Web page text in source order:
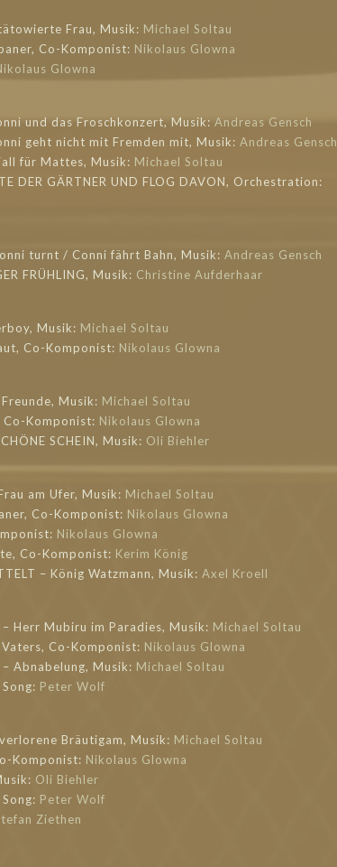
Frau, Musik: Michael Soltau
Co-Komponist: Nikolaus Glowna
Glowna
und das Froschkonzert, Musik: Andreas Gensch
geht nicht mit Fremden mit, Musik: Andreas Gensch
für Mattes, Musik: Michael Soltau
DER GÄRTNER UND FLOG DAVON, Orchestration:
turnt / Conni fährt Bahn, Musik: Andreas Gensch
FRÜHLING, Musik: Christine Aufderhaar
Musik: Michael Soltau
Co-Komponist: Nikolaus Glowna
Musik: Michael Soltau
Co-Komponist: Nikolaus Glowna
SCHEIN, Musik: Oli Biehler
am Ufer, Musik: Michael Soltau
Co-Komponist: Nikolaus Glowna
Nikolaus Glowna
Co-Komponist: Kerim König
– König Watzmann, Musik: Axel Kroell
– Herr Mubiru im Paradies, Musik: Michael Soltau
Vaters, Co-Komponist: Nikolaus Glowna
Abnabelung, Musik: Michael Soltau
Peter Wolf
Bräutigam, Musik: Michael Soltau
Komponist: Nikolaus Glowna
Oli Biehler
Peter Wolf
Ziethen